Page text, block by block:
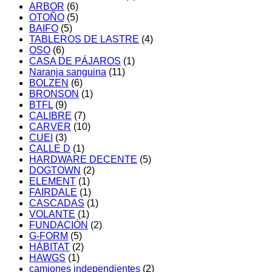
ARBOR (6)
OTOÑO (5)
BAIFO (5)
TABLEROS DE LASTRE (4)
OSO (6)
CASA DE PÁJAROS (1)
Naranja sanguina (11)
BOLZEN (6)
BRONSON (1)
BTFL (9)
CALIBRE (7)
CARVER (10)
CUEI (3)
CALLE D (1)
HARDWARE DECENTE (5)
DOGTOWN (2)
ELEMENT (1)
FAIRDALE (1)
CASCADAS (1)
VOLANTE (1)
FUNDACIÓN (2)
G-FORM (5)
HÁBITAT (2)
HAWGS (1)
camiones independientes (2)